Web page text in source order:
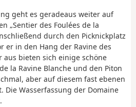
geht es geradeaus weiter auf
„Sentier des Foulées de la
durch den Picknickplatz
er in den Hang der Ravine des
aus bieten sich einige schöne
la Ravine Blanche und den Piton
aber auf diesem fast ebenen
Die Wasserfassung der Domaine